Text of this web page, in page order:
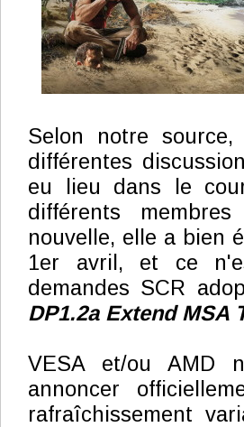
Selon notre
différentes
eu lieu dans le
différents
nouvelle, elle a bien
1er avril, et ce
demandes SCR
DP1.2a Extend MSA
VESA et/ou AMD
annoncer
rafraîchissement